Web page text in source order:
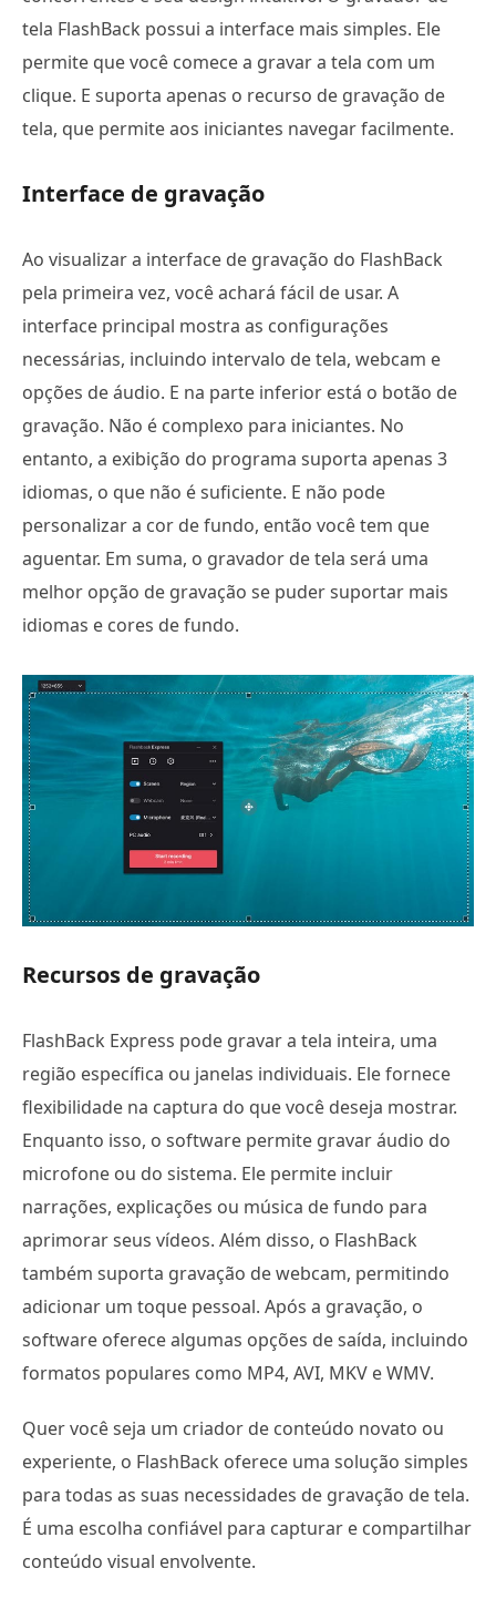
tela FlashBack possui a interface mais simples. Ele
permite que você comece a gravar a tela com um
clique. E suporta apenas o recurso de gravação de
tela, que permite aos iniciantes navegar facilmente.
Interface de gravação
Ao visualizar a interface de gravação do FlashBack
pela primeira vez, você achará fácil de usar. A
interface principal mostra as configurações
necessárias, incluindo intervalo de tela, webcam e
opções de áudio. E na parte inferior está o botão de
gravação. Não é complexo para iniciantes. No
entanto, a exibição do programa suporta apenas 3
idiomas, o que não é suficiente. E não pode
personalizar a cor de fundo, então você tem que
aguentar. Em suma, o gravador de tela será uma
melhor opção de gravação se puder suportar mais
idiomas e cores de fundo.
Recursos de gravação
FlashBack Express pode gravar a tela inteira, uma
região específica ou janelas individuais. Ele fornece
flexibilidade na captura do que você deseja mostrar.
Enquanto isso, o software permite gravar áudio do
microfone ou do sistema. Ele permite incluir
narrações, explicações ou música de fundo para
aprimorar seus vídeos. Além disso, o FlashBack
também suporta gravação de webcam, permitindo
adicionar um toque pessoal. Após a gravação, o
software oferece algumas opções de saída, incluindo
formatos populares como MP4, AVI, MKV e WMV.
Quer você seja um criador de conteúdo novato ou
experiente, o FlashBack oferece uma solução simples
para todas as suas necessidades de gravação de tela.
É uma escolha confiável para capturar e compartilhar
conteúdo visual envolvente.